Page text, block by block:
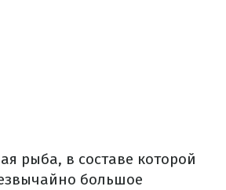
рыба, в составе которой
большое